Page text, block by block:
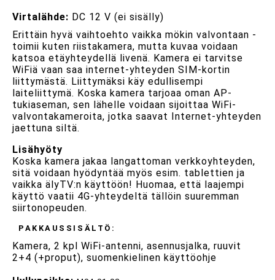
Virtalähde: DC 12 V (ei sisälly)
Erittäin hyvä vaihtoehto vaikka mökin valvontaan -
toimii kuten riistakamera, mutta kuvaa voidaan
katsoa etäyhteydellä livenä. Kamera ei tarvitse
WiFiä vaan saa internet-yhteyden SIM-kortin
liittymästä. Liittymäksi käy edullisempi
laiteliittymä. Koska kamera tarjoaa oman AP-
tukiaseman, sen lähelle voidaan sijoittaa WiFi-
valvontakameroita, jotka saavat Internet-yhteyden
jaettuna siltä.
Lisähyöty
Koska kamera jakaa langattoman verkkoyhteyden,
sitä voidaan hyödyntää myös esim. tablettien ja
vaikka älyTV:n käyttöön! Huomaa, että laajempi
käyttö vaatii 4G-yhteydeltä tällöin suuremman
siirtonopeuden.
PAKKAUSSISÄLTÖ:
Kamera, 2 kpl WiFi-antenni, asennusjalka, ruuvit
2+4 (+proput), suomenkielinen käyttöohje